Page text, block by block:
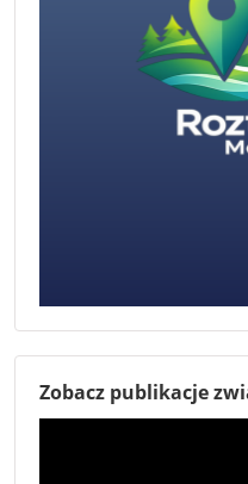
Zobacz publikacje